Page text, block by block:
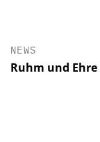
NEWS
Ruhm und Ehre